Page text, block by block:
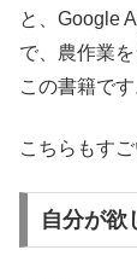
と、Google
で、農作業
この書籍です
こちらもす
自分が欲